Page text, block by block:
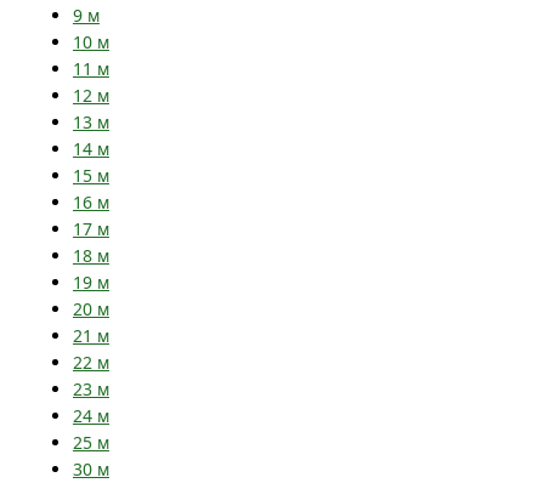
9 м
10 м
11 м
12 м
13 м
14 м
15 м
16 м
17 м
18 м
19 м
20 м
21 м
22 м
23 м
24 м
25 м
30 м